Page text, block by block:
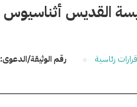
القديس أثناسيوس
قرارات رئاسية رقم الوثيقة/الدعوى: